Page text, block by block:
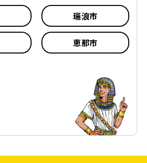
瑞浪市
恵那市
可児市
瑞穂市